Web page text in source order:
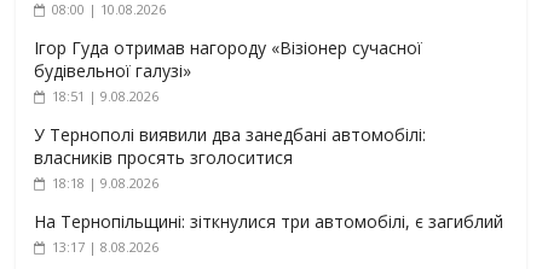
08:00 | 10.08.2026
Ігор Гуда отримав нагороду «Візіонер сучасної
будівельної галузі»
18:51 | 9.08.2026
У Тернополі виявили два занедбані автомобілі:
власників просять зголоситися
18:18 | 9.08.2026
На Тернопільщині: зіткнулися три автомобілі, є загиблий
13:17 | 8.08.2026